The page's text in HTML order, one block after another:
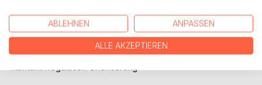
entwickeln? Die Antworten stammen aus Neurobiologie,
Entwicklungspsychologie und Bindungsforschung,
übersetzt in einen Alltag, der oft laut, schnell und
überfordernd ist. Im Mittelpunkt steht die Beziehung.
ABLEHNEN ANPASSEN
ALLE AKZEPTIEREN